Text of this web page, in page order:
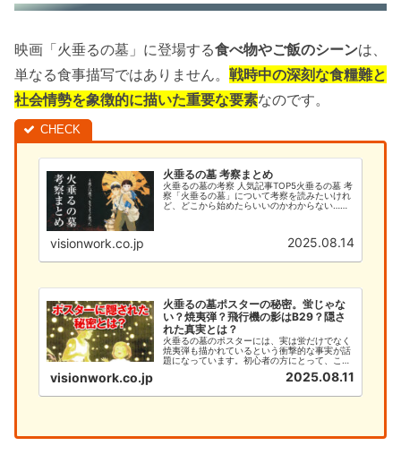
映画「火垂るの墓」に登場する食べ物やご飯のシーンは、
単なる食事描写ではありません。 戦時中の深刻な食糧難と
社会情勢を象徴的に描いた重要な要素なのです。
火垂るの墓 考察まとめ
火垂るの墓の考察 人気記事TOP5火垂るの墓 考
察「火垂るの墓」について考察を読みたいけれ
ど、どこから始めたらいいのかわからない…そ
visionwork.co.jp 2025.08.14
火垂るの墓ポスターの秘密。蛍じゃな
い？焼夷弾？飛行機の影はB29？隠さ
れた真実とは？
火垂るの墓のポスターには、実は蛍だけでなく
焼夷弾も描かれているという衝撃的な事実が話
題になっています。初心者の方にとって、この
深い意味を理解することは、作品への理解を大
きく深める重要なポイントです。本記事では、
と、初心者が知るべき基本情報...
visionwork.co.jp 2025.08.11